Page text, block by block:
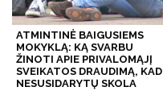
ATMINTINĖ BAIGUSIEMS
MOKYKLĄ: KĄ SVARBU
ŽINOTI APIE PRIVALOMĄJĮ
SVEIKATOS DRAUDIMĄ, KAD
NESUSIDARYTŲ SKOLA